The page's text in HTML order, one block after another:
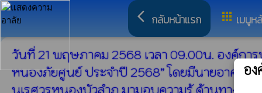
arrow_back_ios กลับหน้าแรก apps เมนูห
วันที่ 21 พฤษภาคม 2568 เวลา 09.00น. องค์กา
หนองภัยศูนย์ ประจำปี 2568” โดยมีนายอาคมอ